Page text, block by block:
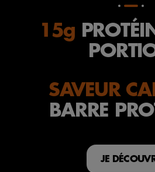
15g
SAVEUR
BARRE
JE